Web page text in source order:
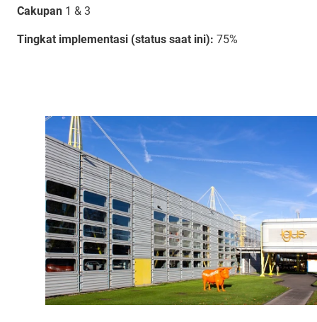
Cakupan 1 & 3
Tingkat implementasi (status saat ini): 75%